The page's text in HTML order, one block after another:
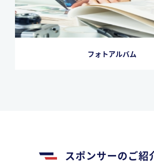
フォトアルバム
スポンサーのご紹